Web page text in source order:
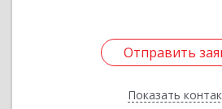
Отправить
Показать
Отправить
Назад